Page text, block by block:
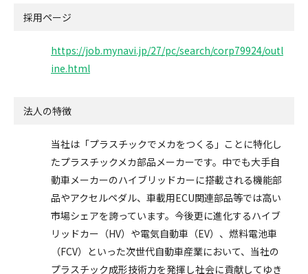
採用ページ
https://job.mynavi.jp/27/pc/search/corp79924/outl
ine.html
法人の特徴
当社は「プラスチックでメカをつくる」ことに特化し
たプラスチックメカ部品メーカーです。中でも大手自
動車メーカーのハイブリッドカーに搭載される機能部
品やアクセルペダル、車載用ECU関連部品等では高い
市場シェアを誇っています。今後更に進化するハイブ
リッドカー（HV）や電気自動車（EV）、燃料電池車
（FCV）といった次世代自動車産業において、当社の
プラスチック成形技術力を発揮し社会に貢献してゆき